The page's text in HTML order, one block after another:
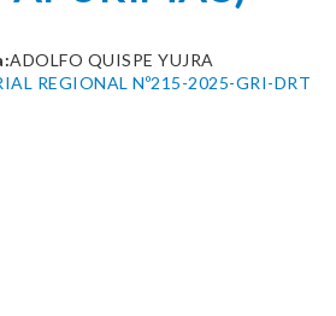
ADOLFO QUISPE YUJRA
REGIONAL Nº215-2025-GRI-DRT